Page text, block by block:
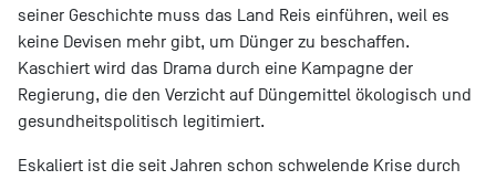
seiner Geschichte muss das Land Reis einführen, weil es
keine Devisen mehr gibt, um Dünger zu beschaffen.
Kaschiert wird das Drama durch eine Kampagne der
Regierung, die den Verzicht auf Düngemittel ökologisch und
gesundheitspolitisch legitimiert.
Eskaliert ist die seit Jahren schon schwelende Krise durch